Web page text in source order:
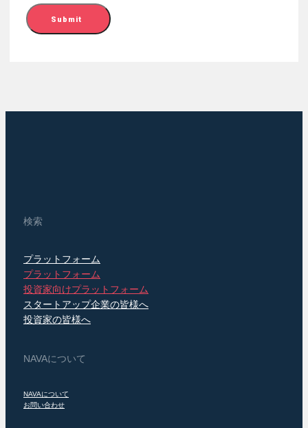
Submit
検索
プラットフォーム
プラットフォーム
投資家向けプラットフォーム
スタートアップ企業の皆様へ
投資家の皆様へ
NAVAについて
NAVAについて
お問い合わせ